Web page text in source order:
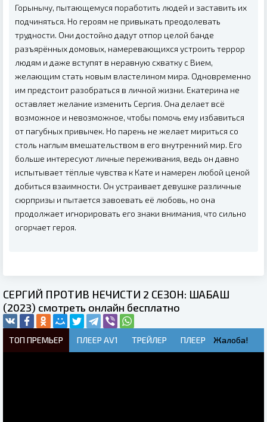
Горынычу, пытающемуся поработить людей и заставить их
подчиняться. Но героям не привыкать преодолевать
трудности. Они достойно дадут отпор целой банде
разъярённых домовых, намеревающихся устроить террор
людям и даже вступят в неравную схватку с Вием,
желающим стать новым властелином мира. Одновременно
им предстоит разобраться в личной жизни. Екатерина не
оставляет желание изменить Сергия. Она делает всё
возможное и невозможное, чтобы помочь ему избавиться
от пагубных привычек. Но парень не желает мириться со
столь наглым вмешательством в его внутренний мир. Его
больше интересуют личные переживания, ведь он давно
испытывает тёплые чувства к Кате и намерен любой ценой
добиться взаимности. Он устраивает девушке различные
сюрпризы и пытается завоевать её любовь, но она
продолжает игнорировать его знаки внимания, что сильно
огорчает героя.
СЕРГИЙ ПРОТИВ НЕЧИСТИ 2 СЕЗОН: ШАБАШ
(2023) смотреть онлайн бесплатно
ТОП ПРЕМЬЕР ПЛЕЕР AV1 ТРЕЙЛЕР ПЛЕЕР Жалоба!